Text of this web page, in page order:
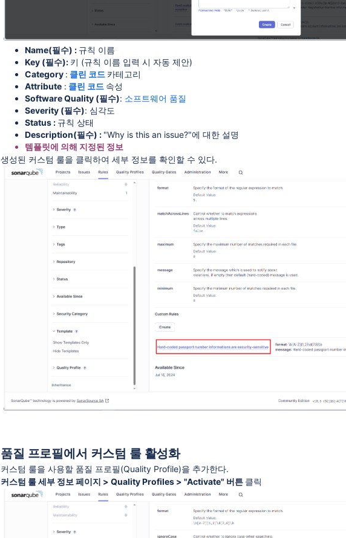
Name(필수) : 규칙 이름
Key (필수): 키 (규칙 이름 입력 시 자동 제안)
Category : 클린 코드 카테고리
Attribute : 클린 코드 속성
Software Quality (필수): 소프트웨어 품질
Severity (필수): 심각도
Status : 규칙 상태
Description(필수) : "Why is this an issue?"에 대한 설명
템플릿에 의해 지정된 정보
생성된 커스텀 룰을 클릭하여 세부 정보를 확인할 수 있다.
품질 프로필에서 커스텀 룰 활성화
커스텀 룰을 사용할 품질 프로필(Quality Profile)을 추가한다.
커스텀 룰 세부 정보 페이지 > Quality Profiles > "Activate" 버튼 클릭